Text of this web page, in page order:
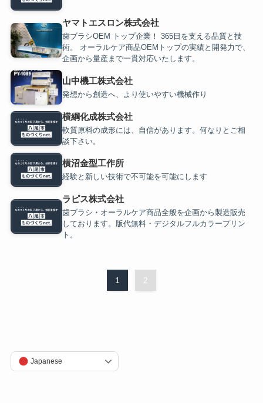
ヤマトエスロン株式会社
歯ブラシOEM トップ企業！ 365日を支える品質と技
術。 オーラルケア商品OEMトップの実績と開発力で、
企画から量産まで一貫対応いたします。
山中機工株式会社
発想から創造へ、より使いやすい機械作り
横綱化成株式会社
軟質原料の成形には、自信があります。何なりとご相
談下さい。
横沼金型工作所
経験と新しい技術で不可能を可能にします
ラピス株式会社
歯ブラシ・オーラルケア商品全般を企画から製造販売
しております。版代無料・デジタルフルカラープリン
ト。
1 2
Japanese